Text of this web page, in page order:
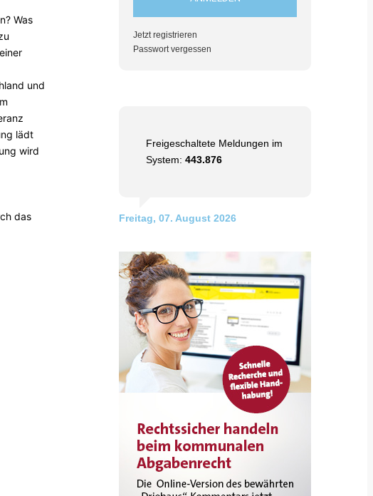
Was
und
lädt
wird
das
Jetzt registrieren
Passwort vergessen
Freigeschaltete Meldungen im
System: 443.876
Freitag, 07. August 2026